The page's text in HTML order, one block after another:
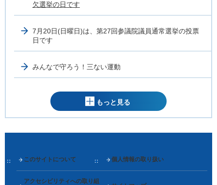
欠選挙の日です
7月20日(日曜日)は、第27回参議院議員通常選挙の投票
日です
みんなで守ろう！三ない運動
もっと見る
このサイトについて 個人情報の取り扱い
アクセシビリティへの取り組